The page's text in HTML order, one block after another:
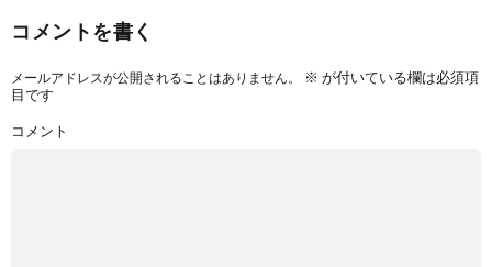
コメントを書く
メールアドレスが公開されることはありません。 ※ が付いている欄は必須項
目です
コメント